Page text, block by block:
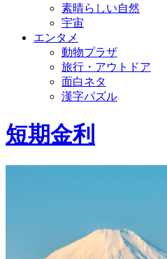
素晴らしい自然
宇宙
エンタメ
動物プラザ
旅行・アウトドア
面白ネタ
漢字パズル
短期金利